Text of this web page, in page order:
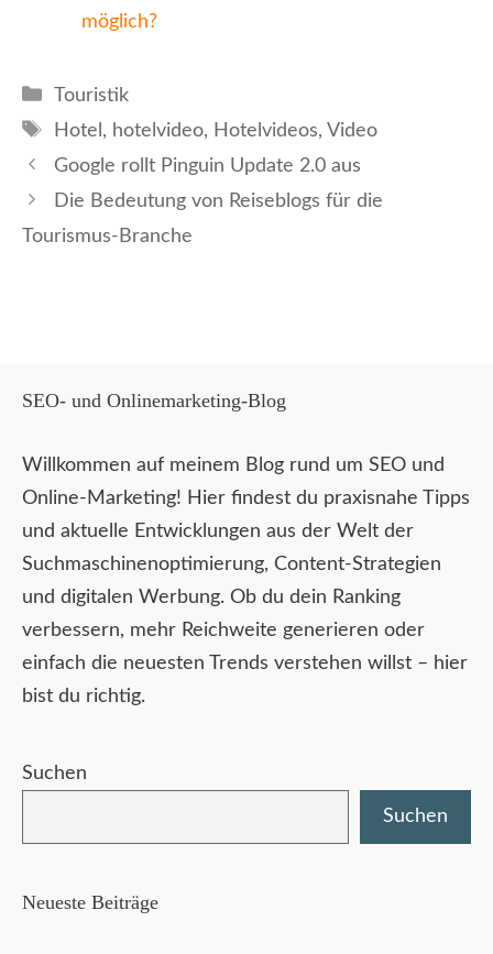
möglich?
Kategorien
Touristik
Schlagwörter
Hotel , hotelvideo, Hotelvideos, Video
Google rollt Pinguin Update 2.0 aus
Die Bedeutung von Reiseblogs für die
Tourismus-Branche
SEO- und Onlinemarketing-Blog
Willkommen auf meinem Blog rund um SEO und
Online-Marketing! Hier findest du praxisnahe Tipps
und aktuelle Entwicklungen aus der Welt der
Suchmaschinenoptimierung, Content-Strategien
und digitalen Werbung. Ob du dein Ranking
verbessern, mehr Reichweite generieren oder
einfach die neuesten Trends verstehen willst – hier
bist du richtig.
Suchen
Suchen
Neueste Beiträge